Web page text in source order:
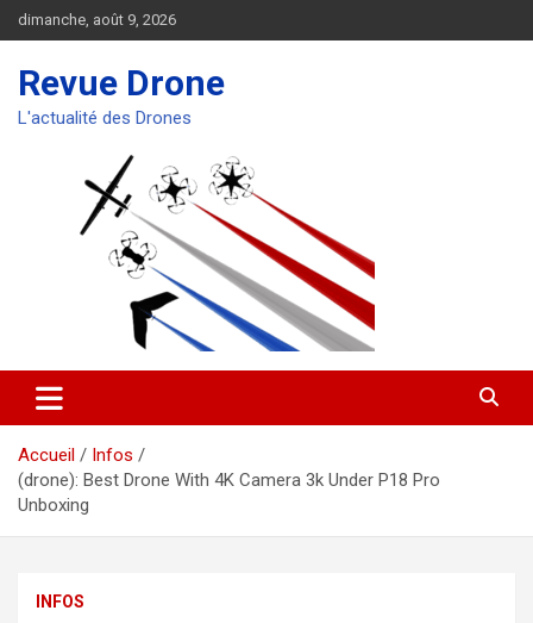
Aller
au
dimanche, août 9, 2026
Revue Drone
L'actualité des Drones
Accueil
Infos
(drone): Best Drone With 4K Camera 3k Under P18 Pro
Unboxing
INFOS